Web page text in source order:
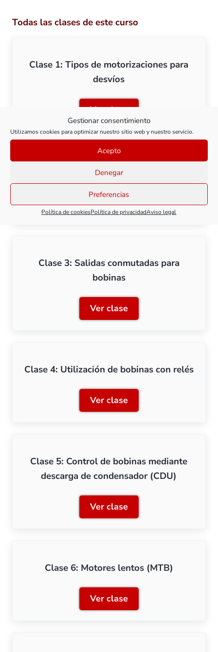
Gestionar consentimiento
Utilizamos cookies para optimizar nuestro sitio web y nuestro servicio.
Acepto
Denegar
Preferencias
Política de cookiesPolítica de privacidadAviso legal
Todas las clases de este curso
Clase 1: Tipos de motorizaciones para
desvíos
Ver clase
Clase 2: Bobinas electromagnéticas
Clase 2: Bobinas
Clase 3: Salidas conmutadas para
bobinas
Ver claseClase 3: Salidas
Clase 4: Utilización de bobinas con relés
Ver claseClase 4: Utilización de
Clase 5: Control de bobinas mediante
descarga de condensador (CDU)
Ver claseClase 5: Control de
Clase 6: Motores lentos (MTB)
Ver claseClase 6: Motores lentos